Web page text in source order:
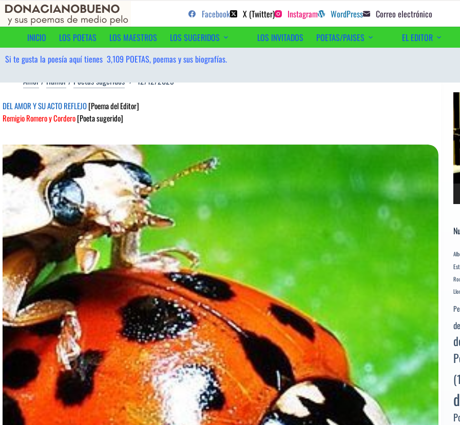
Saltar
contenido
...sus poemas de medio pelo y poetas sugeridos
Facebook X (Twitter) Instagram WordPress Correo electrónico
INICIO
LOS POETAS LOS MAESTROS LOS SUGERIDOS LOS INVITADOS POETAS/PAISES EL EDITOR
Si te gusta la poesía aquí tienes 3,109 POETAS, poemas y sus biografías.
Amor/Humor/Poetas sugeridos 12/12/2025
DEL AMOR Y SU ACTO REFLEJO[Poema del Editor]
Remigio Romero y Cordero[Poeta sugerido]
de